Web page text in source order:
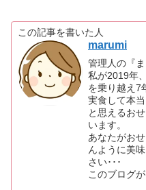
この記事を書いた人
marumi
管理人の『ま
私が2019年
を乗り越え7
実食して本
と思えるお
います。
あなたがお
んように美
さい･･･
このブログ